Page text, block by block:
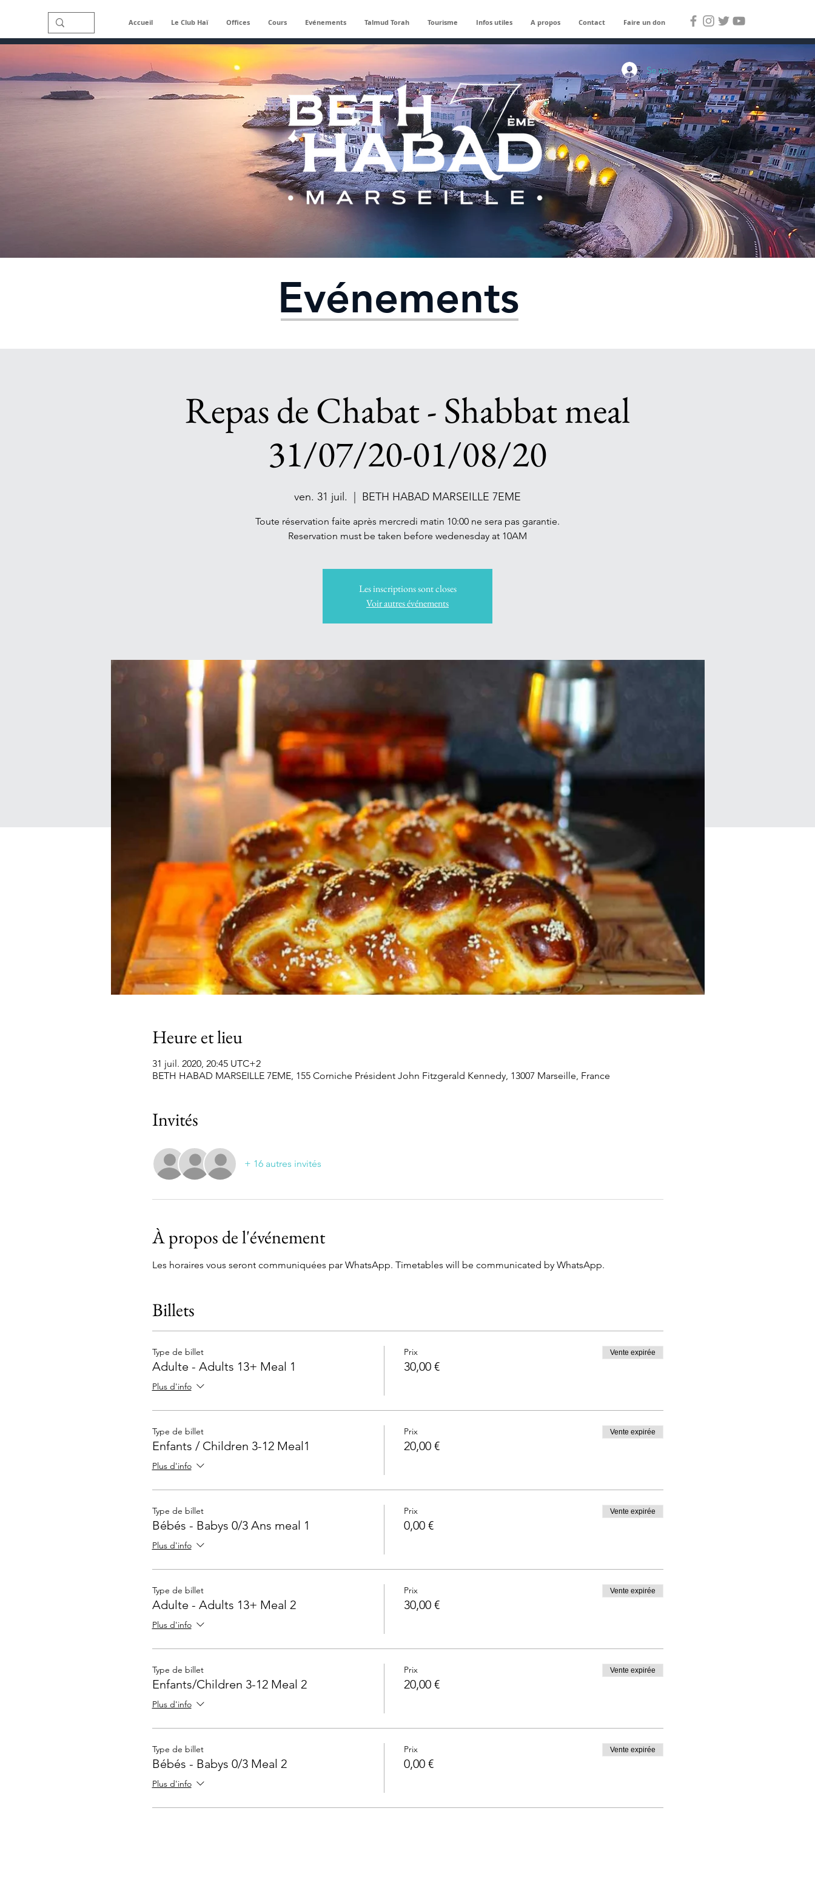
Accueil Le Club Haï Offices Cours Evénements Talmud Torah Tourisme Infos utiles A propos Contact Faire un don
Evénements
Repas de Chabat - Shabbat meal
31/07/20-01/08/20
ven. 31 juil. BETH HABAD MARSEILLE 7EME
Toute réservation faite après mercredi matin 10:00 ne sera pas garantie.
Reservation must be taken before wedenesday at 10AM
Les inscriptions sont closes
Voir autres événements
Heure et lieu
31 juil. 2020, 20:45 UTC+2
BETH HABAD MARSEILLE 7EME, 155 Corniche Président John Fitzgerald Kennedy, 13007 Marseille, France
Invités
+ 16 autres invités
À propos de l'événement
Les horaires vous seront communiquées par WhatsApp. Timetables will be communicated by WhatsApp.
Billets
Type de billet
Adulte - Adults 13+ Meal 1
Plus d'info
Prix
30,00 €
Vente expirée
Type de billet
Enfants / Children 3-12 Meal1
Plus d'info
Prix
20,00 €
Vente expirée
Type de billet
Bébés - Babys 0/3 Ans meal 1
Plus d'info
Prix
0,00 €
Vente expirée
Type de billet
Adulte - Adults 13+ Meal 2
Plus d'info
Prix
30,00 €
Vente expirée
Type de billet
Enfants/Children 3-12 Meal 2
Plus d'info
Prix
20,00 €
Vente expirée
Type de billet
Bébés - Babys 0/3 Meal 2
Plus d'info
Prix
0,00 €
Vente expirée
Se connecter